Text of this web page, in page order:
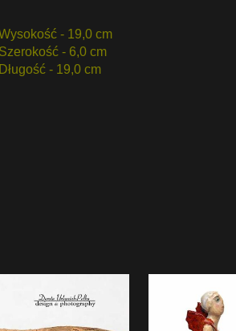
- 19,0 cm
Szerokość - 6,0 cm
Długość - 19,0 cm